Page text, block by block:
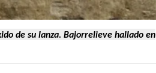
de su lanza. Bajorrelieve hallado en